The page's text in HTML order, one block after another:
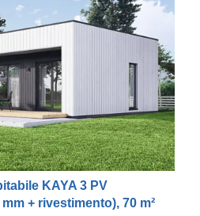
KAYA 3 PV
+ rivestimento), 70 m²